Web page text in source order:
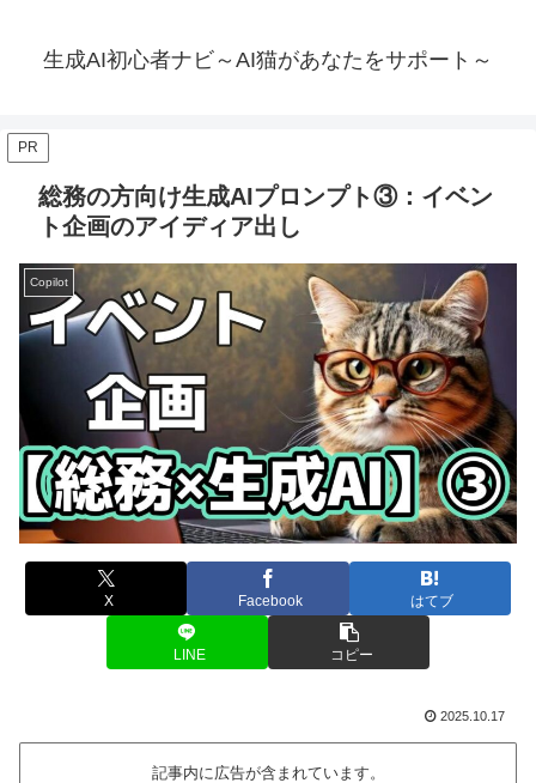
生成AI初心者ナビ～AI猫があなたをサポート～
PR
総務の方向け生成AIプロンプト③：イベン
ト企画のアイディア出し
Copilot
X Facebook はてブ
LINE コピー
2025.10.17
記事内に広告が含まれています。